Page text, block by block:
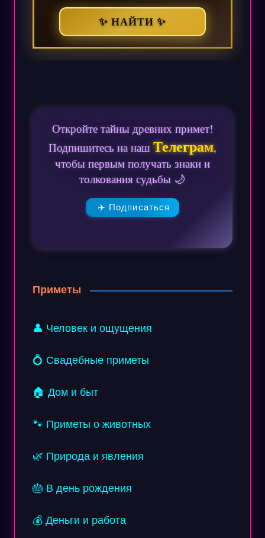
✨ НАЙТИ ✨
Откройте тайны древних примет!
Подпишитесь на нашТелеграм,
чтобы первым получать знаки и
толкования судьбы 🌙
✈️ Подписаться
Приметы
👤 Человек и ощущения
💍 Свадебные приметы
🏠 Дом и быт
🐾 Приметы о животных
🌿 Природа и явления
🎂 В день рождения
💰 Деньги и работа